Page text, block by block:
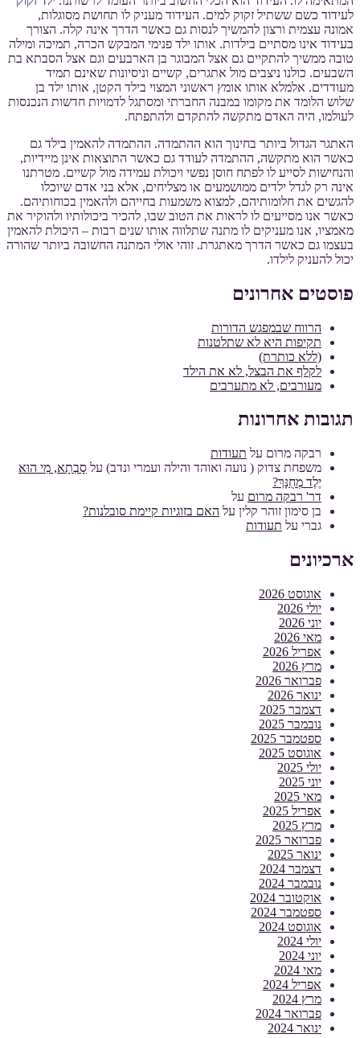
לעידוד כשם ששתיל זקוק למים. העידוד מעניק לו תחושת מסוגלות,
אמונה עצמית ורצון להמשיך לנסות גם כאשר הדרך אינה קלה. הצורך
בעידוד אינו מסתיים בילדות. אותו ילד פנימי המבקש הכרה, תמיכה ומילה
טובה ממשיך להתקיים גם אצל המבוגר בן הארבעים וגם אצל הסבתא בת
השבעים. כולנו ניצבים מול אתגרים, קשיים וניסיונות שאינם תמיד
מעודדים. אלמלא אותו אומץ ראשוני המצוי בילד הקטן, אותו ילד בן
שלוש הלומד את מקומו במבנה החברתי ומסתגל לדמויות חדשות הנכנסות
לעולמו, היה האדם מתקשה להתקדם ולהתפתח.
האתגר הגדול ביותר בחינוך הוא ההתמדה. ההתמדה להאמין בילד גם
כאשר הוא מתקשה, ההתמדה לעודד גם כאשר התוצאות אינן מיידיות,
והנחישות לסייע לו לפתח חוסן נפשי ויכולת עמידה מול קשיים. מטרתנו
אינה רק לגדל ילדים ממושמעים או מצליחים, אלא בני אדם שיוכלו
להגשים את חלומותיהם, למצוא משמעות בחייהם ולהאמין בכוחותיהם.
כאשר אנו מסייעים לו לראות את הטוב שבו, להכיר ביכולותיו ולהוקיר את
מאמציו, אנו מעניקים לו מתנה שתלווה אותו שנים רבות – היכולת להאמין
בעצמו גם כאשר הדרך מאתגרת. זוהי אולי המתנה החשובה ביותר שהורה
יכול להעניק לילדו.
פוסטים אחרונים
הרווח שבמפגש הדורות
תקיפות היא לא שתלטנות
(ללא כותרת)
לקלף את הבצל, לא את הילד
מעורבים, לא מתערבים
תגובות אחרונות
רבקה מרום על תעודות
משפחת צדוק ( נועה ואוהד והילה ועמרי ונדב) על סָבְתָא, מִי הוּא
יֶלֶד מְחֻנָּךְ?
דר' רבקה מרום על
בן סימון זוהר קלין על האם בזוגיות קיימת סובלנות?
גברי על תעודות
ארכיונים
אוגוסט 2026
יולי 2026
יוני 2026
מאי 2026
אפריל 2026
מרץ 2026
פברואר 2026
ינואר 2026
דצמבר 2025
נובמבר 2025
ספטמבר 2025
אוגוסט 2025
יולי 2025
יוני 2025
מאי 2025
אפריל 2025
מרץ 2025
פברואר 2025
ינואר 2025
דצמבר 2024
נובמבר 2024
אוקטובר 2024
ספטמבר 2024
אוגוסט 2024
יולי 2024
יוני 2024
מאי 2024
אפריל 2024
מרץ 2024
פברואר 2024
ינואר 2024